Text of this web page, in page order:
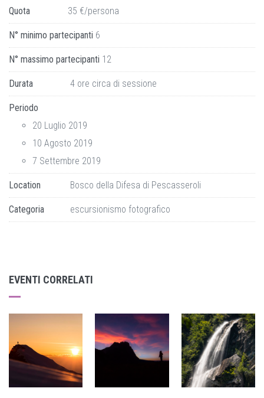
Quota 35 €/persona
N° minimo partecipanti 6
N° massimo partecipanti 12
Durata 4 ore circa di sessione
Periodo
20 Luglio 2019
10 Agosto 2019
7 Settembre 2019
Location Bosco della Difesa di Pescasseroli
Categoria escursionismo fotografico
EVENTI CORRELATI